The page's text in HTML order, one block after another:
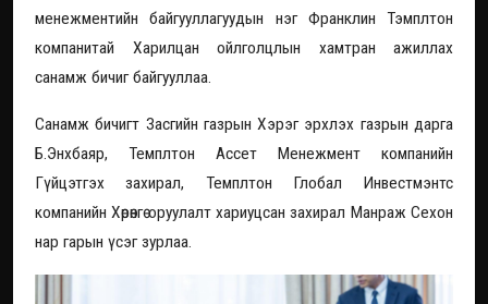
менежментийн байгууллагуудын нэг Франклин Тэмплтон
компанитай Харилцан ойлголцлын хамтран ажиллах
санамж бичиг байгууллаа.
Санамж бичигт Засгийн газрын Хэрэг эрхлэх газрын дарга
Б.Энхбаяр, Темплтон Ассет Менежмент компанийн
Гүйцэтгэх захирал, Темплтон Глобал Инвестмэнтс
компанийн Хөрөнгө оруулалт хариуцсан захирал Манраж Сехон
нар гарын үсэг зурлаа.